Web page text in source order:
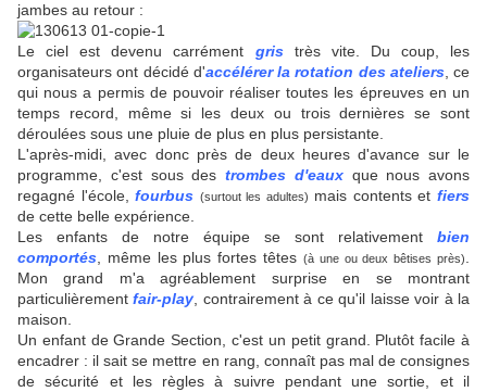
jambes au retour :
Le ciel est devenu carrément gristrès vite. Du coup, les
organisateurs ont décidé d'accélérer la rotation des ateliers, ce
qui nous a permis de pouvoir réaliser toutes les épreuves en un
temps record, même si les deux ou trois dernières se sont
déroulées sous une pluie de plus en plus persistante.
L'après-midi, avec donc près de deux heures d'avance sur le
programme, c'est sous des trombes d'eauxque nous avons
regagné l'école,fourbus (surtout les adultes) mais contents etfiers
de cette belle expérience.
Les enfants de notre équipe se sont relativement bien
comportés , même les plus fortes têtes (à une ou deux bêtises près)
Mon grand m'a agréablement surprise en se montrant
particulièrementfair-play , contrairement à ce qu'il laisse voir à la
maison.
Un enfant de Grande Section, c'est un petit grand. Plutôt facile à
encadrer : il sait se mettre en rang, connaît pas mal de consignes
de sécurité et les règles à suivre pendant une sortie, et il